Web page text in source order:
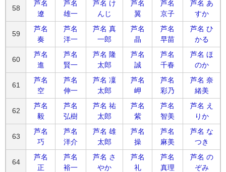
58
芦名
遼
芦名
雄一
芦名 け
んじ
芦名
翼
芦名
京子
芦名 あ
すか
59
芦名
奏
芦名
洋一
芦名 真
一郎
芦名
晶
芦名
早苗
芦名 ひ
かる
60
芦名
進
芦名
賢一
芦名 隆
太郎
芦名
誠
芦名
千春
芦名 ほ
のか
61
芦名
空
芦名
伸一
芦名 凜
太郎
芦名
岬
芦名
彩乃
芦名 奈
緒美
62
芦名
毅
芦名
弘樹
芦名 祐
太郎
芦名
紫
芦名
智美
芦名 え
りか
63
芦名
巧
芦名
洋介
芦名 雄
太郎
芦名
操
芦名
麻美
芦名 な
つき
64
芦名
正
芦名
裕一
芦名 さ
やか
芦名
礼
芦名
真理
芦名 の
ぞみ